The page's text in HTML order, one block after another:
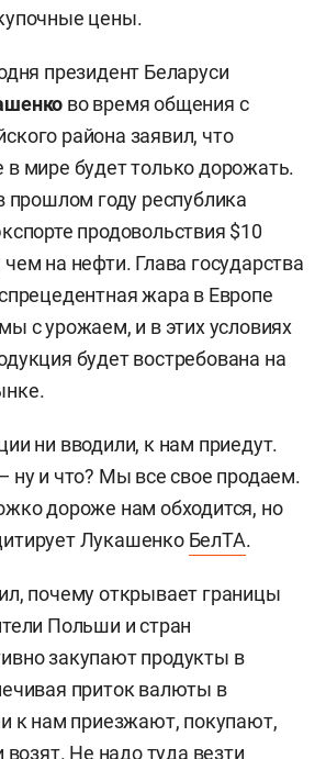
цены.
президент Беларуси
во время общения с
района заявил, что
в мире будет только дорожать.
прошлом году республика
продовольствия $10
на нефти. Глава государства
жара в Европе
с урожаем, и в этих условиях
будет востребована на
ни вводили, к нам приедут.
ну и что? Мы все свое продаем.
дороже нам обходится, но
Лукашенко БелТА.
почему открывает границы
Польши и стран
закупают продукты в
приток валюты в
к нам приезжают, покупают,
возят. Не надо туда везти